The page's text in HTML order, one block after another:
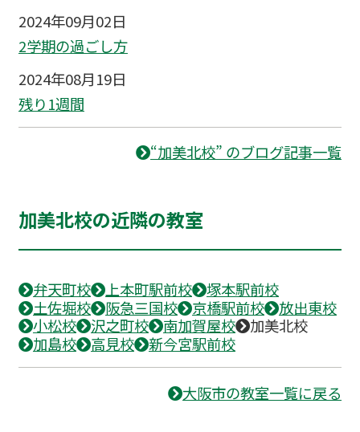
2024年09月02日
2学期の過ごし方
2024年08月19日
残り1週間
“加美北校” のブログ記事一覧
加美北校の近隣の教室
弁天町校 上本町駅前校
塚本駅前校
土佐堀校
阪急三国校 京橋駅前校
放出東校
小松校
沢之町校 南加賀屋校
加美北校
加島校
高見校 新今宮駅前校
大阪市の教室一覧に戻る